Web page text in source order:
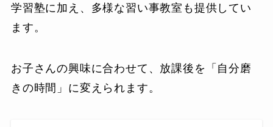
学習塾に加え、多様な習い事教室も提供してい
ます。
お子さんの興味に合わせて、放課後を「自分磨
きの時間」に変えられます。